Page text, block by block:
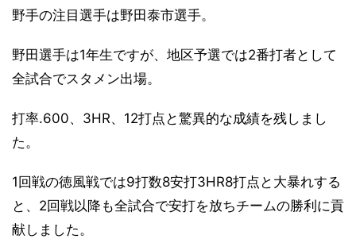
野手の注目選手は野田泰市選手。
野田選手は1年生ですが、地区予選では2番打者として
全試合でスタメン出場。
打率.600、3HR、12打点と驚異的な成績を残しまし
た。
1回戦の徳風戦では9打数8安打3HR8打点と大暴れする
と、2回戦以降も全試合で安打を放ちチームの勝利に貢
献しました。